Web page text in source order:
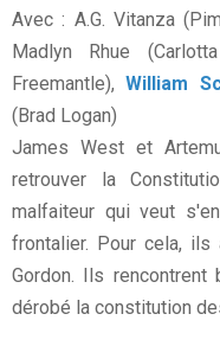
Avec : A.G. Vitanza
Madlyn Rhue
Freemantle),William
(Brad Logan)
James West et
retrouver la
malfaiteur qui veut
frontalier. Pour cela, ils
Gordon. Ils
dérobé la constitution